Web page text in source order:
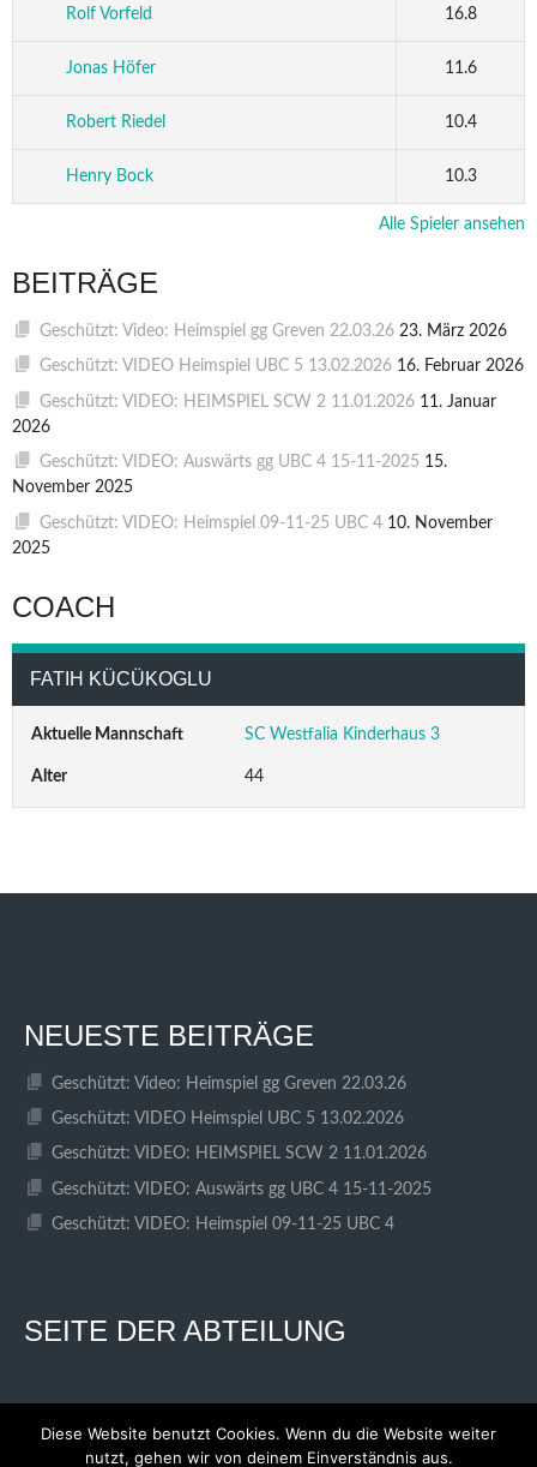
Rolf Vorfeld 16.8
Jonas Höfer 11.6
Robert Riedel 10.4
Henry Bock 10.3
Alle Spieler ansehen
BEITRÄGE
Geschützt: Video: Heimspiel gg Greven 22.03.26 23. März 2026
Geschützt: VIDEO Heimspiel UBC 5 13.02.2026 16. Februar 2026
Geschützt: VIDEO: HEIMSPIEL SCW 2 11.01.2026 11. Januar
2026
Geschützt: VIDEO: Auswärts gg UBC 4 15-11-2025 15.
November 2025
Geschützt: VIDEO: Heimspiel 09-11-25 UBC 4 10. November
2025
COACH
FATIH KÜCÜKOGLU
Aktuelle Mannschaft SC Westfalia Kinderhaus 3
Alter 44
NEUESTE BEITRÄGE
Geschützt: Video: Heimspiel gg Greven 22.03.26
Geschützt: VIDEO Heimspiel UBC 5 13.02.2026
Geschützt: VIDEO: HEIMSPIEL SCW 2 11.01.2026
Geschützt: VIDEO: Auswärts gg UBC 4 15-11-2025
Geschützt: VIDEO: Heimspiel 09-11-25 UBC 4
SEITE DER ABTEILUNG
© 2026 SC WESTFALIA KINDERHAUS
Diese Website benutzt Cookies. Wenn du die Website weiter
nutzt, gehen wir von deinem Einverständnis aus.